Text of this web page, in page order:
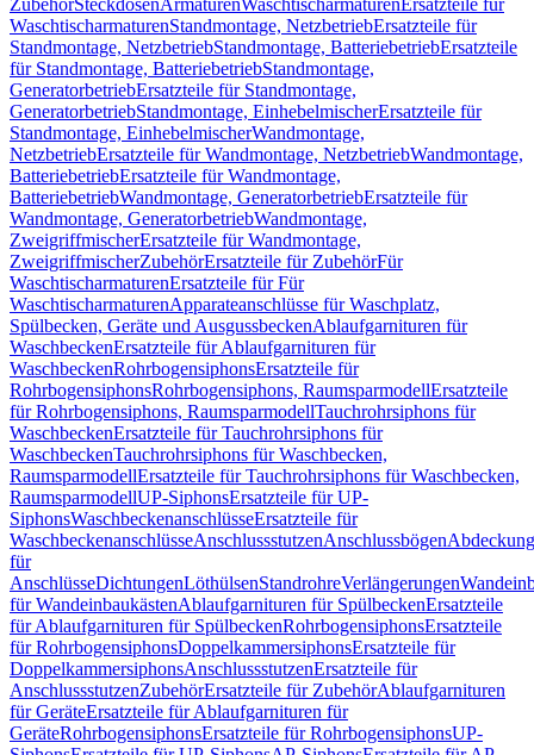
ZubehörSteckdosenArmaturenWaschtischarmaturen Ersatzteile für
WaschtischarmaturenStandmontage, NetzbetriebErsatzteile für
Standmontage, NetzbetriebStandmontage, BatteriebetriebErsatzteile
für Standmontage, BatteriebetriebStandmontage,
GeneratorbetriebErsatzteile für Standmontage,
GeneratorbetriebStandmontage, EinhebelmischerErsatzteile für
Standmontage, EinhebelmischerWandmontage,
NetzbetriebErsatzteile für Wandmontage, NetzbetriebWandmontage,
BatteriebetriebErsatzteile für Wandmontage,
BatteriebetriebWandmontage, GeneratorbetriebErsatzteile für
Wandmontage, GeneratorbetriebWandmontage,
ZweigriffmischerErsatzteile für Wandmontage,
ZweigriffmischerZubehörErsatzteile für ZubehörFür
WaschtischarmaturenErsatzteile für Für
WaschtischarmaturenApparateanschlüsse für Waschplatz,
Spülbecken, Geräte und AusgussbeckenAblaufgarnituren für
WaschbeckenErsatzteile für Ablaufgarnituren für
WaschbeckenRohrbogensiphonsErsatzteile für
RohrbogensiphonsRohrbogensiphons, RaumsparmodellErsatzteile
für Rohrbogensiphons, RaumsparmodellTauchrohrsiphons für
WaschbeckenErsatzteile für Tauchrohrsiphons für
WaschbeckenTauchrohrsiphons für Waschbecken,
RaumsparmodellErsatzteile für Tauchrohrsiphons für Waschbecken,
RaumsparmodellUP-SiphonsErsatzteile für UP-
SiphonsWaschbeckenanschlüsseErsatzteile für
WaschbeckenanschlüsseAnschlussstutzenAnschlussbögen
für
AnschlüsseDichtungenLöthülsenStandrohreVerlängerungen
für WandeinbaukästenAblaufgarnituren für SpülbeckenErsatzteile
für Ablaufgarnituren für SpülbeckenRohrbogensiphonsErsatzteile
für RohrbogensiphonsDoppelkammersiphonsErsatzteile für
DoppelkammersiphonsAnschlussstutzenErsatzteile für
AnschlussstutzenZubehörErsatzteile für ZubehörAblaufgarnituren
für GeräteErsatzteile für Ablaufgarnituren für
GeräteRohrbogensiphonsErsatzteile für RohrbogensiphonsUP-